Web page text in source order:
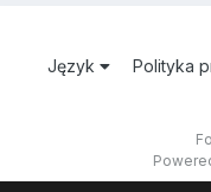
Język Polityka